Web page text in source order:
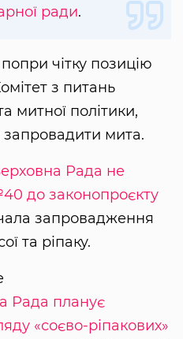
ради.
чітку позицію
з питань
митної політики,
мита.
Рада не
до законопроєкту
запровадження
та ріпаку.
Рада планує
«соєво-ріпакових»